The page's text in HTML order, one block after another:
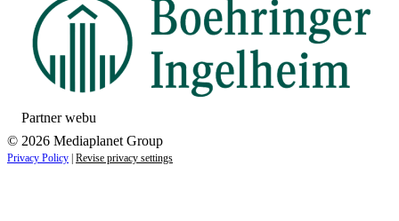
Partner webu
© 2026 Mediaplanet Group
Privacy Policy | Revise privacy settings